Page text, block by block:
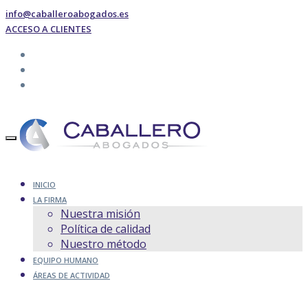
info@caballeroabogados.es
ACCESO A CLIENTES
INICIO
LA FIRMA
Nuestra misión
Política de calidad
Nuestro método
EQUIPO HUMANO
ÁREAS DE ACTIVIDAD